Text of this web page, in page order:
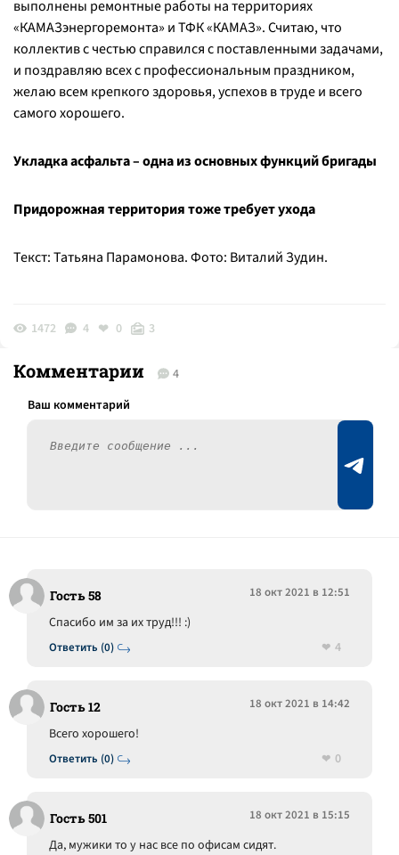
выполнены ремонтные работы на территориях
«КАМАЗэнергоремонта» и ТФК «КАМАЗ». Считаю, что
коллектив с честью справился с поставленными задачами,
и поздравляю всех с профессиональным праздником,
желаю всем крепкого здоровья, успехов в труде и всего
самого хорошего.
Укладка асфальта – одна из основных функций бригады
Придорожная территория тоже требует ухода
Текст: Татьяна Парамонова. Фото: Виталий Зудин.
1472 4 0 3
Комментарии 4
Гость 58 18 окт 2021 в 12:51
Ответить (0)
Спасибо им за их труд!!! :)
4
Гость 12 18 окт 2021 в 14:42
Ответить (0)
Всего хорошего!
0
Гость 501 18 окт 2021 в 15:15
Да, мужики то у нас все по офисам сидят.